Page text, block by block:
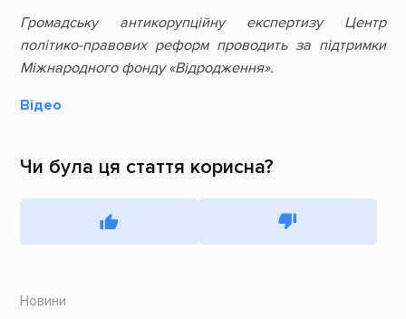
Громадську антикорупційну експертизу Центр
політико-правових реформ проводить за підтримки
Міжнародного фонду «Відродження».
Відео
Чи була ця стаття корисна?
Новини